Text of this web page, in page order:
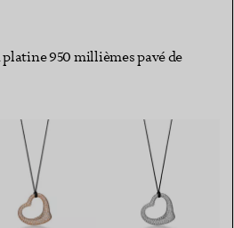
950 millièmes pavé de